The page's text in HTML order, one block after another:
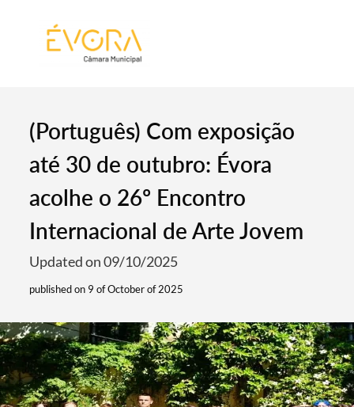
(Português) Com exposição
até 30 de outubro: Évora
acolhe o 26º Encontro
Internacional de Arte Jovem
Updated on 09/10/2025
published on 9 of October of 2025